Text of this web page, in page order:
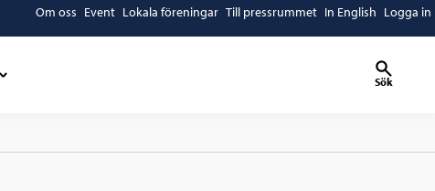
Om oss Event Lokala föreningar Till pressrummet In English Logga in
Sök